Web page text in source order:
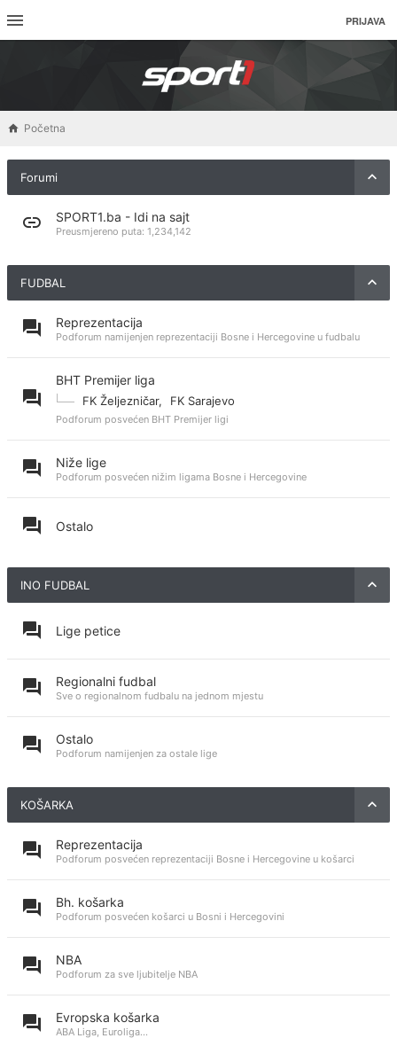
PRIJAVA
Početna
Forumi
SPORT1.ba - Idi na sajt
Preusmjereno puta: 1,234,142
FUDBAL
Reprezentacija
Podforum namijenjen reprezentaciji Bosne i Hercegovine u fudbalu
BHT Premijer liga
FK Željezničar, FK Sarajevo
Podforum posvećen BHT Premijer ligi
Niže lige
Podforum posvećen nižim ligama Bosne i Hercegovine
Ostalo
INO FUDBAL
Lige petice
Regionalni fudbal
Sve o regionalnom fudbalu na jednom mjestu
Ostalo
Podforum namijenjen za ostale lige
KOŠARKA
Reprezentacija
Podforum posvećen reprezentaciji Bosne i Hercegovine u košarci
Bh. košarka
Podforum posvećen košarci u Bosni i Hercegovini
NBA
Podforum za sve ljubitelje NBA
Evropska košarka
ABA Liga, Euroliga...